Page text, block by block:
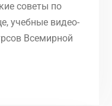
советы по
учебные видео-
Всемирной